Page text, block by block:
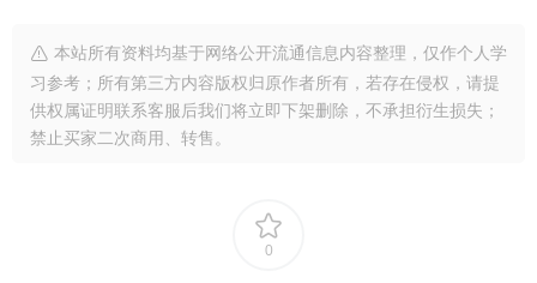
本站所有资料均基于网络公开流通信息内容整理，仅作个人学
习参考；所有第三方内容版权归原作者所有，若存在侵权，请提
供权属证明联系客服后我们将立即下架删除，不承担衍生损失；
禁止买家二次商用、转售。
0